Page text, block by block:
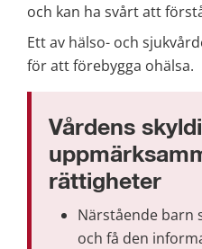
och kan ha svårt att
Ett av hälso- och
för att förebygga ohälsa.
Vårdens
rättigheter
Närstående barn
och få den